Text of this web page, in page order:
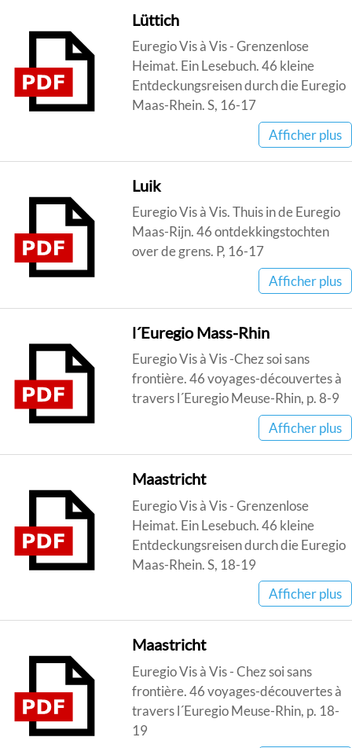
Lüttich
Euregio Vis à Vis - Grenzenlose
Heimat. Ein Lesebuch. 46 kleine
Entdeckungsreisen durch die Euregio
Maas-Rhein. S, 16-17
Afficher plus
Luik
Euregio Vis à Vis. Thuis in de Euregio
Maas-Rijn. 46 ontdekkingstochten
over de grens. P, 16-17
Afficher plus
l´Euregio Mass-Rhin
Euregio Vis à Vis -Chez soi sans
frontière. 46 voyages-découvertes à
travers l´Euregio Meuse-Rhin, p. 8-9
Afficher plus
Maastricht
Euregio Vis à Vis - Grenzenlose
Heimat. Ein Lesebuch. 46 kleine
Entdeckungsreisen durch die Euregio
Maas-Rhein. S, 18-19
Afficher plus
Maastricht
Euregio Vis à Vis - Chez soi sans
frontière. 46 voyages-découvertes à
travers l´Euregio Meuse-Rhin, p. 18-
19